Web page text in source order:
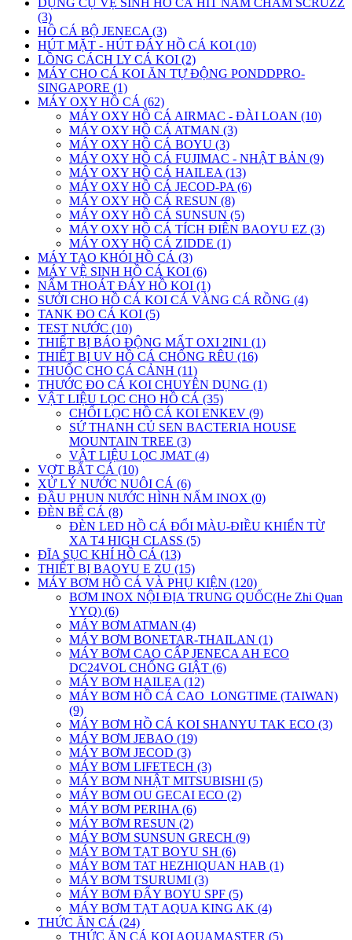
DỤNG CỤ VỆ SINH HỒ CÁ HÍT NAM CHÂM SCRUZZ
(3)
HỒ CÁ BỘ JENECA (3)
HÚT MẶT - HÚT ĐÁY HỒ CÁ KOI (10)
LỒNG CÁCH LY CÁ KOI (2)
MÁY CHO CÁ KOI ĂN TỰ ĐỘNG PONDDPRO-
SINGAPORE (1)
MÁY OXY HỒ CÁ (62)
MÁY OXY HỒ CÁ AIRMAC - ĐÀI LOAN (10)
MÁY OXY HỒ CÁ ATMAN (3)
MÁY OXY HỒ CÁ BOYU (3)
MÁY OXY HỒ CÁ FUJIMAC - NHẬT BẢN (9)
MÁY OXY HỒ CÁ HAILEA (13)
MÁY OXY HỒ CÁ JECOD-PA (6)
MÁY OXY HỒ CÁ RESUN (8)
MÁY OXY HỒ CÁ SUNSUN (5)
MÁY OXY HỒ CÁ TÍCH ĐIÊN BAOYU EZ (3)
MÁY OXY HỒ CÁ ZIDDE (1)
MÁY TẠO KHÓI HỒ CÁ (3)
MÁY VỆ SINH HỒ CÁ KOI (6)
NẤM THOÁT ĐÁY HỒ KOI (1)
SƯỞI CHO HỒ CÁ KOI CÁ VÀNG CÁ RỒNG (4)
TANK ĐO CÁ KOI (5)
TEST NƯỚC (10)
THIẾT BỊ BÁO ĐỘNG MẤT OXI 2IN1 (1)
THIẾT BỊ UV HỒ CÁ CHỐNG RÊU (16)
THUỐC CHO CÁ CẢNH (11)
THƯỚC ĐO CÁ KOI CHUYÊN DỤNG (1)
VẬT LIỆU LỌC CHO HỒ CÁ (35)
CHỔI LỌC HỒ CÁ KOI ENKEV (9)
SỨ THANH CỦ SEN BACTERIA HOUSE
MOUNTAIN TREE (3)
VẬT LIỆU LỌC JMAT (4)
VỢT BẮT CÁ (10)
XỬ LÝ NƯỚC NUÔI CÁ (6)
ĐẦU PHUN NƯỚC HÌNH NẤM INOX (0)
ĐÈN BỂ CÁ (8)
ĐÈN LED HỒ CÁ ĐỔI MÀU-ĐIỀU KHIỂN TỪ
XA T4 HIGH CLASS (5)
ĐĨA SỤC KHÍ HỒ CÁ (13)
THIẾT BỊ BAOYU E ZU (15)
MÁY BƠM HỒ CÁ VÀ PHỤ KIỆN (120)
BƠM INOX NỘI ĐỊA TRUNG QUỐC(He Zhi Quan
YYQ) (6)
MÁY BƠM ATMAN (4)
MÁY BƠM BONETAR-THAILAN (1)
MÁY BƠM CAO CẤP JENECA AH ECO
DC24VOL CHỐNG GIẬT (6)
MÁY BƠM HAILEA (12)
MÁY BƠM HỒ CÁ CAO_LONGTIME (TAIWAN)
(9)
MÁY BƠM HỒ CÁ KOI SHANYU TAK ECO (3)
MÁY BƠM JEBAO (19)
MÁY BƠM JECOD (3)
MÁY BƠM LIFETECH (3)
MÁY BƠM NHẬT MITSUBISHI (5)
MÁY BƠM OU GECAI ECO (2)
MÁY BƠM PERIHA (6)
MÁY BƠM RESUN (2)
MÁY BƠM SUNSUN GRECH (9)
MÁY BƠM TẠT BOYU SH (6)
MÁY BƠM TAT HEZHIQUAN HAB (1)
MÁY BƠM TSURUMI (3)
MÁY BƠM ĐẨY BOYU SPF (5)
MÁY BƠM TẠT AQUA KING AK (4)
THỨC ĂN CÁ (24)
THỨC ĂN CÁ KOI AQUAMASTER (5)